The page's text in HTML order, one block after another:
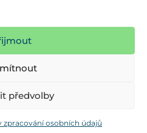
předvolby
zpracování osobních údajů
Čtvrtek od: 7:30 - 15:30 hodin